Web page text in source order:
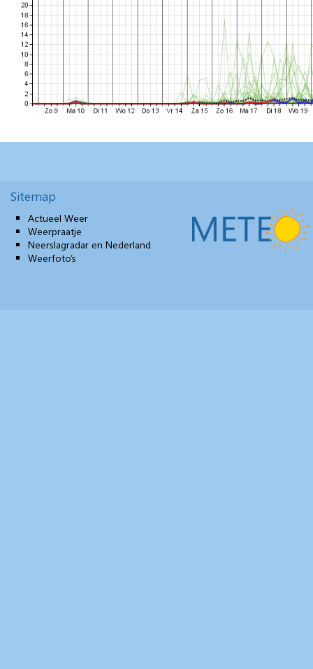
Sitemap
Actueel Weer
Weerpraatje
Neerslagradar en Nederland
Weerfoto’s